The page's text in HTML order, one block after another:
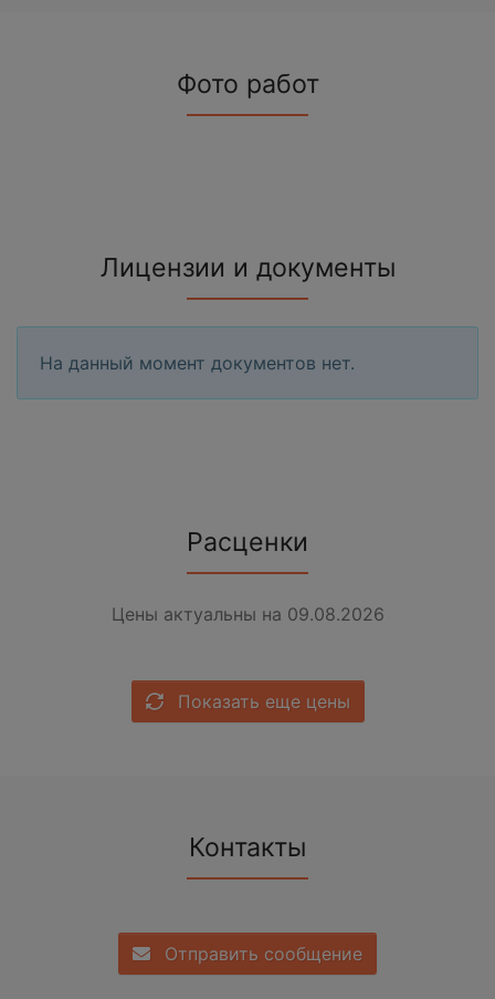
Фото работ
Лицензии и документы
На данный момент документов нет.
Расценки
Цены актуальны на 09.08.2026
Показать еще цены
Контакты
Отправить сообщение